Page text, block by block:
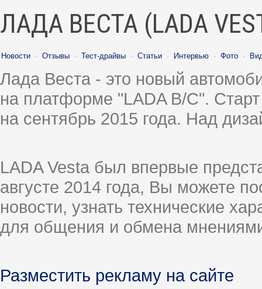
ЛАДА ВЕСТА (LADA
Новости · Отзывы · Тест-драйвы · Статьи · Интервью · Фото ·
Лада Веста - это новый
на платформе "LADA B/C".
на сентябрь 2015 года. Над
LADA Vesta был впервые
августе 2014 года, Вы можете
новости, узнать технические
для общения и обмена
Разместить рекламу на сайте